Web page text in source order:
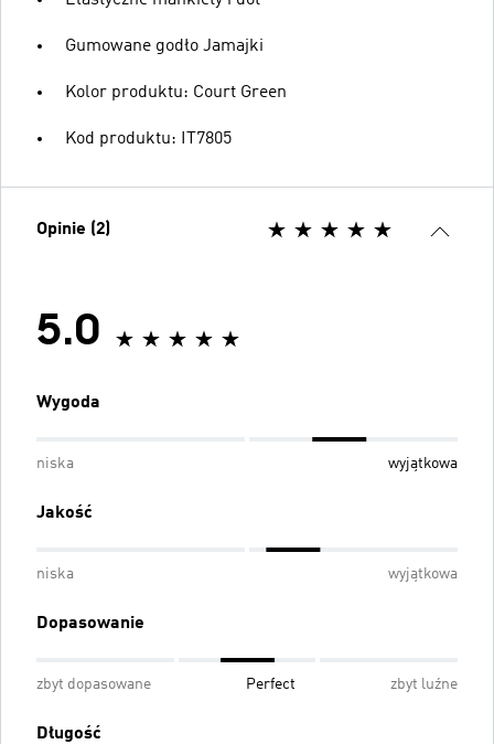
Gumowane godło Jamajki
Kolor produktu: Court Green
Kod produktu: IT7805
Opinie (2)
5.0
Wygoda
niska wyjątkowa
Jakość
niska wyjątkowa
Dopasowanie
zbyt dopasowane Perfect zbyt luźne
Długość